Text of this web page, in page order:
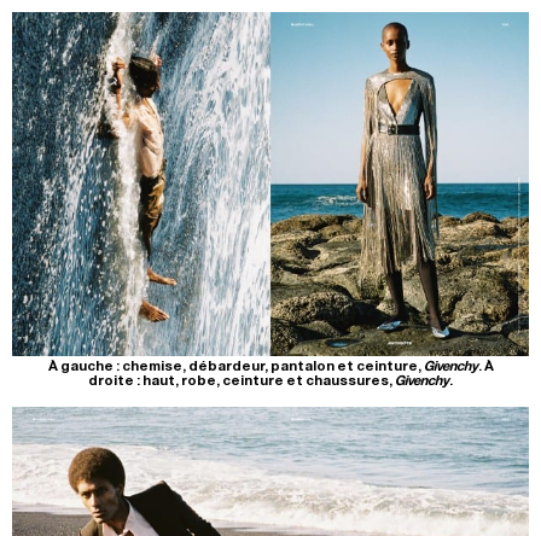
À gauche : chemise, débardeur, pantalon et ceinture, Givenchy. À
droite : haut, robe, ceinture et chaussures, Givenchy.